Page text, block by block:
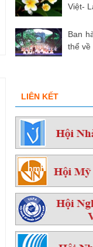
Việt-
Ban
thể về
LIÊN KẾT